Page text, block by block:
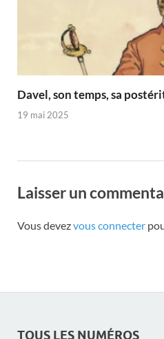
Davel, son temps, sa
19 mai 2025
Laisser un
Vous devezvous connecter
TOUS LES NUMÉROS